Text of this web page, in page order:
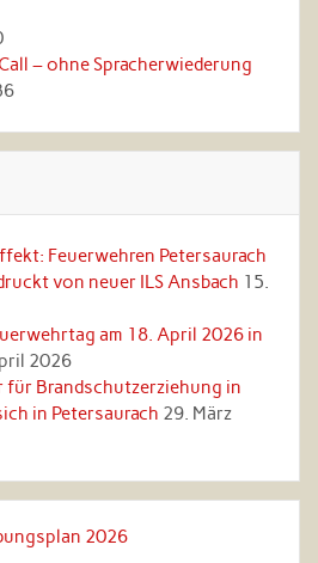
– ohne Spracherwiederung
Feuerwehren Petersaurach
von neuer ILS Ansbach 15.
am 18. April 2026 in
2026
für Brandschutzerziehung in
in Petersaurach 29. März
2026